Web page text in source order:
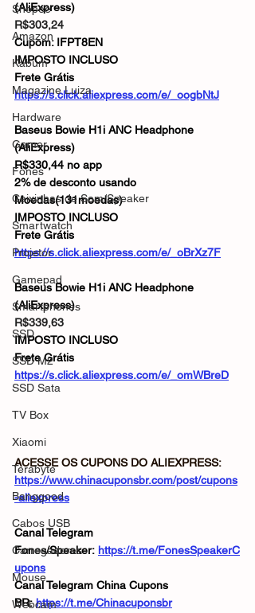
Shopee
Amazon
Kabum
Magazine Luiza
Hardware
Gamer
Fones
Caixinhas de Som/Speaker
Smartwatch
Projetor
Gamepad
Smartphones
SSD
SSD M2
SSD Sata
TV Box
Xiaomi
Terabyte
Banggood
Cabos USB
Carregadores
Mouse
Webcam
(AliExpress)
R$303,24
Cupom: IFPT8EN
IMPOSTO INCLUSO
Frete Grátis
https://s.click.aliexpress.com/e/_oogbNtJ
Baseus Bowie H1i ANC Headphone
(AliExpress)
R$330,44 no app
2% de desconto usando
Moedas(131moedas)
IMPOSTO INCLUSO
Frete Grátis
https://s.click.aliexpress.com/e/_oBrXz7F
Baseus Bowie H1i ANC Headphone
(AliExpress)
R$339,63
IMPOSTO INCLUSO
Frete Grátis
https://s.click.aliexpress.com/e/_omWBreD
ACESSE OS CUPONS DO ALIEXPRESS:
https://www.chinacuponsbr.com/post/cupons
-aliexpress
Canal Telegram
Fones/Speaker: https://t.me/FonesSpeakerC
upons
Canal Telegram China Cupons
BR: https://t.me/Chinacuponsbr